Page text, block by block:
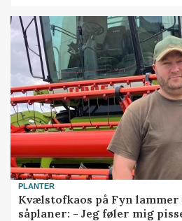
PLANTER
Kvælstofkaos på Fyn
såplaner: - Jeg føler mig